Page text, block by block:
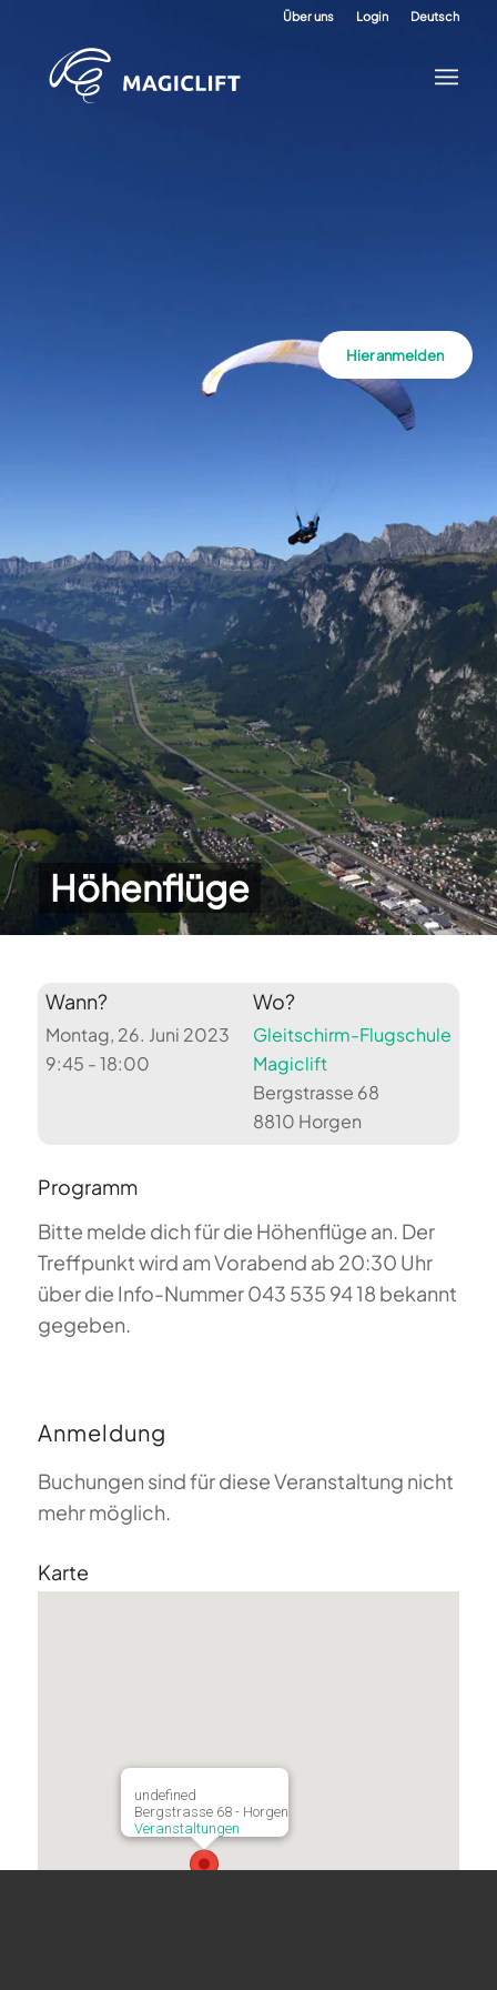
Über uns Login Deutsch
Höhenflüge
Hier anmelden
Wann?
Montag, 26. Juni 2023
9:45 - 18:00
Wo?
Gleitschirm-Flugschule
Magiclift
Bergstrasse 68
8810 Horgen
Programm
Bitte melde dich für die Höhenflüge an. Der
Treffpunkt wird am Vorabend ab 20:30 Uhr
über die Info-Nummer 043 535 94 18 bekannt
gegeben.
Anmeldung
Buchungen sind für diese Veranstaltung nicht
mehr möglich.
Karte
undefined
Bergstrasse 68 - Horgen
Veranstaltungen